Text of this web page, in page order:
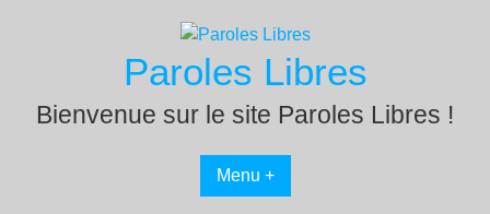
Paroles Libres
Bienvenue sur le site Paroles Libres !
Menu +